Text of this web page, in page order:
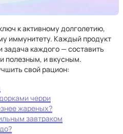
к активному долголетию,
иммунитету. Каждый продукт
каждого — составить
полезным, и вкусным.
свой рацион:
черри
жареных?
завтраком